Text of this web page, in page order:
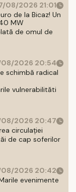
08/2026 21:01
de la Bicaz! Un
MW
de omul de
2026 20:54
schimbă radical
vulnerabilităti
2026 20:47
circulației
de cap soferilor
2026 20:42
evenimente